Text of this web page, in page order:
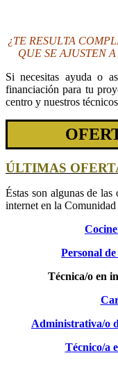
¿TE RESULTA
QUE SE AJUSTEN
Si necesitas ayuda o
financiación para tu
centro y nuestros
ÚLTIMAS
Éstas son algunas de las
internet en la
Personal
Técnica/o en
Administrativa/o
Técnico/a